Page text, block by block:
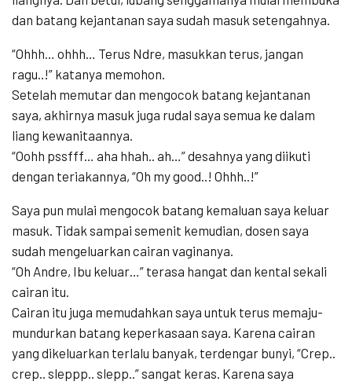
dan batang kejantanan saya sudah masuk setengahnya.
“Ohhh… ohhh… Terus Ndre, masukkan terus, jangan
ragu..!” katanya memohon.
Setelah memutar dan mengocok batang kejantanan
saya, akhirnya masuk juga rudal saya semua ke dalam
liang kewanitaannya.
“Oohh pssfff… aha hhah.. ah…” desahnya yang diikuti
dengan teriakannya, “Oh my good..! Ohhh..!”
Saya pun mulai mengocok batang kemaluan saya keluar
masuk. Tidak sampai semenit kemudian, dosen saya
sudah mengeluarkan cairan vaginanya.
“Oh Andre, Ibu keluar…” terasa hangat dan kental sekali
cairan itu.
Cairan itu juga memudahkan saya untuk terus memaju-
mundurkan batang keperkasaan saya. Karena cairan
yang dikeluarkan terlalu banyak, terdengar bunyi, “Crep..
crep.. sleppp.. slepp..” sangat keras. Karena saya